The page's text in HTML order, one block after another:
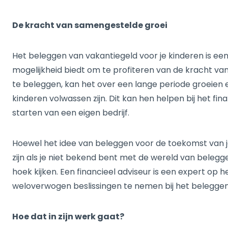
De kracht van samengestelde groei
Het beleggen van vakantiegeld voor je kinderen is
mogelijkheid biedt om te profiteren van de kracht
te beleggen, kan het over een lange periode
kinderen volwassen zijn. Dit kan hen helpen bij het
starten van een eigen bedrijf.
Hoewel het idee van beleggen voor de toekomst
zijn als je niet bekend bent met de wereld van
hoek kijken. Een financieel adviseur is een expert op
weloverwogen beslissingen te nemen bij het
Hoe dat in zijn werk gaat?